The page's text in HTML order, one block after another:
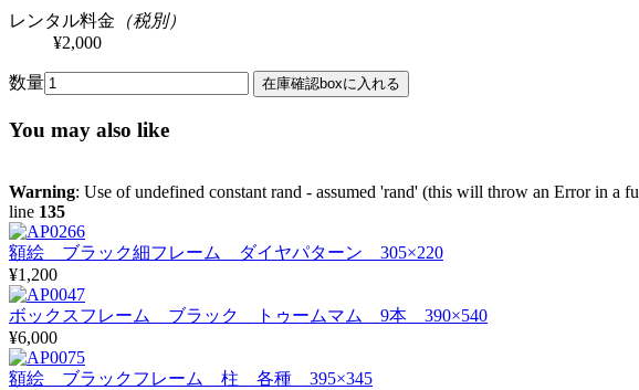
レンタル料金 （税別）
¥2,000
数量
You may also like
Warning: Use of undefined constant rand - assumed 'rand' (this will throw an Error in a
line 135
額絵 ブラック細フレーム ダイヤパターン 305×220
¥1,200
ボックスフレーム ブラック トゥームマム 9本 390×540
¥6,000
額絵 ブラックフレーム 柱 各種 395×345